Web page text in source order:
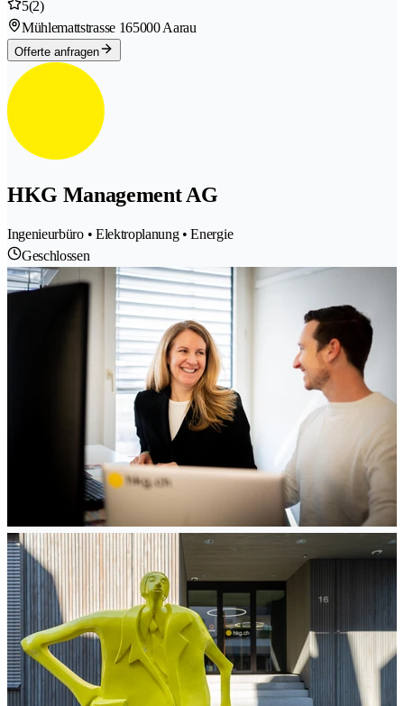
5(2)
Mühlemattstrasse 165000 Aarau
Offerte anfragen
HKG Management AG
Ingenieurbüro • Elektroplanung • Energie
Geschlossen